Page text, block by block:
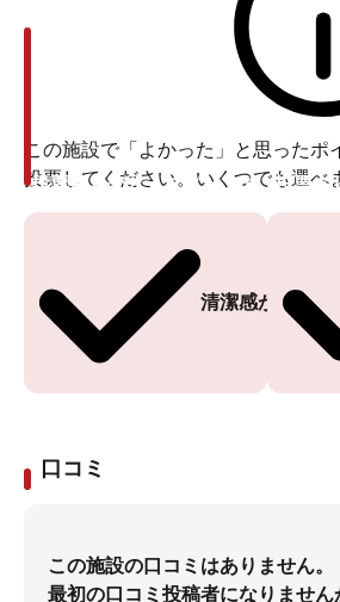
この施設で「よかった」と思ったポ
投票してください。いくつでも選べ
清潔感がある
投票ありがとうございます 投票あ
口コミ
この施設の口コミはありません。
最初の口コミ投稿者になりません